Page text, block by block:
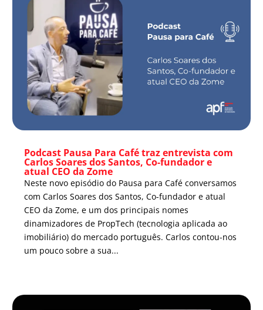
Podcast Pausa Para Café traz entrevista com
Carlos Soares dos Santos, Co-fundador e
atual CEO da Zome
Neste novo episódio do Pausa para Café conversamos
com Carlos Soares dos Santos, Co-fundador e atual
CEO da Zome, e um dos principais nomes
dinamizadores de PropTech (tecnologia aplicada ao
imobiliário) do mercado português. Carlos contou-nos
um pouco sobre a sua...